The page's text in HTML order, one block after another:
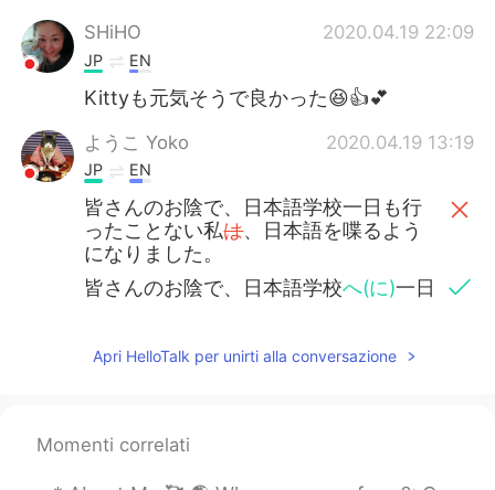
SHiHO 2020.04.19 22:09
JP EN
Kittyも元気そうで良かった😆👍💕
ようこ Yoko 2020.04.19 13:19
JP EN
皆さんのお陰で、日本語学校一日も行
ったことない私は、日本語を喋るよう
になりました。
皆さんのお陰で、日本語学校へ(に)一日
ステージ99になって、781個の四字熟語
Apri HelloTalk per unirti alla conversazione
Momenti correlati